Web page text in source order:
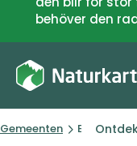
behöver den
Gemeenten Birkenes